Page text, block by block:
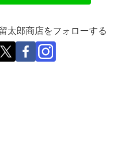
太郎商店をフォローする